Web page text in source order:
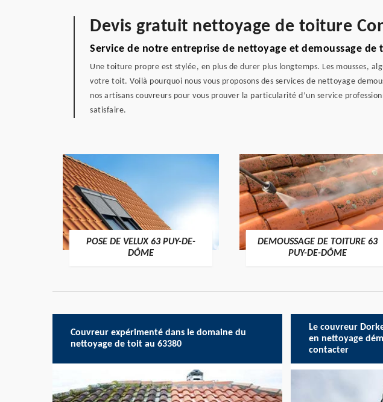
Devis gratuit nettoyage de toiture
Service de notre entreprise de nettoyage et demoussage
Une toiture propre est stylée, en plus de durer plus longtemps. Les mousses,
votre toit. Voilà pourquoi nous vous proposons des services de nettoyage
nos artisans couvreurs pour vous prouver la particularité d’un service
satisfaire.
POSE DE VELUX 63 PUY-DE-
DÔME
DEMOUSSAGE DE TOITURE 63
PUY-DE-DÔME
Couvreur expérimenté dans le domaine du
nettoyage de toit au 63380
Le couvreur
en nettoyage
contacter